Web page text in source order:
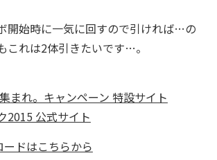
開始時に一気に回すので引ければ…の
これは2体引きたいです…。
まれ。キャンペーン 特設サイト
2015 公式サイト
ドはこちらから